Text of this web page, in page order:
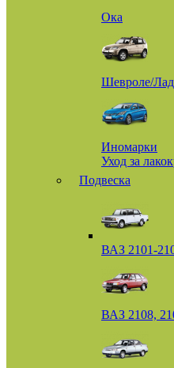
Ока
Шевроле/
Иномарки
Уход за
Подвеска
ВАЗ 2101-
ВАЗ 2108,